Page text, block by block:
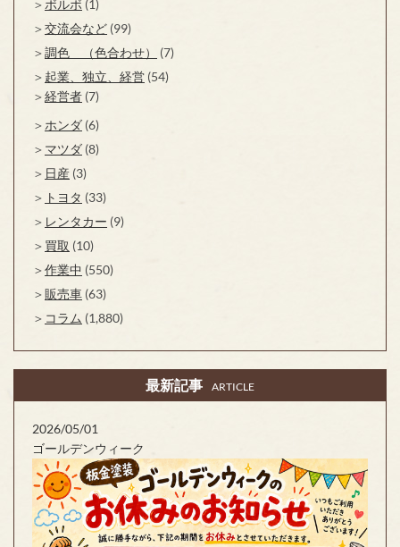
ボルボ (1)
交流会など (99)
調色 （色合わせ）
(7)
起業、独立、経営 (54)
経営者 (7)
ホンダ (6)
マツダ (8)
日産 (3)
トヨタ (33)
レンタカー (9)
買取 (10)
作業中 (550)
販売車 (63)
コラム (1,880)
最新記事 ARTICLE
2026/05/01
ゴールデンウィーク